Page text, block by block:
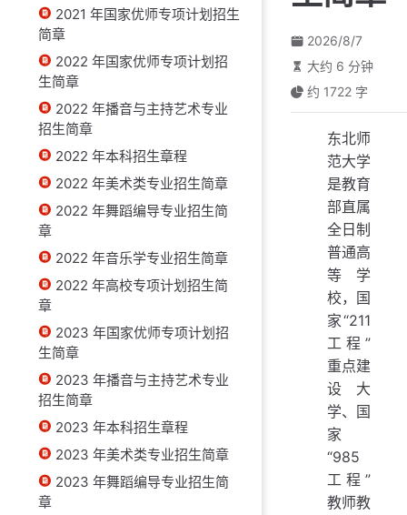
2021 年国家优师专项计划招生
简章
2022 年国家优师专项计划招
生简章
2022 年播音与主持艺术专业
招生简章
2022 年本科招生章程
2022 年美术类专业招生简章
2022 年舞蹈编导专业招生简
章
2022 年音乐学专业招生简章
2022 年高校专项计划招生简
章
2023 年国家优师专项计划招
生简章
2023 年播音与主持艺术专业
招生简章
2023 年本科招生章程
2023 年美术类专业招生简章
2023 年舞蹈编导专业招生简
章
2026/8/7
大约 6 分钟
约 1722 字
东北师
范大学
是教育
部直属
全日制
普通高
等学
校，国
家“211
工程”
重点建
设大
学、国
家
“985
工程”
教师教